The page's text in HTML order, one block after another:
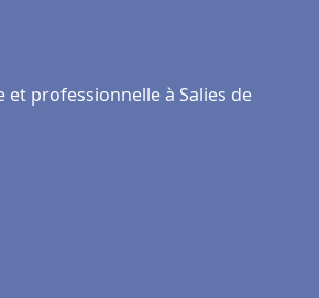
professionnelle à Salies de